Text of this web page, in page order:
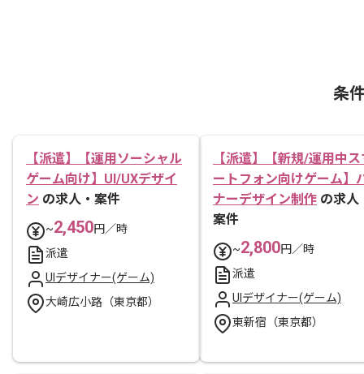
条
【派遣】【運用ソーシャル
ゲーム向け】UI/UXデザイ
ン の求人・案件
~2,450円／時
派遣
UIデザイナー(ゲーム)
大崎広小路（東京都）
【派遣】【新規/運用中ス
ートフォン向けゲーム】
ナーデザイン制作 の求人
案件
~2,800円／時
派遣
UIデザイナー(ゲーム)
東新宿（東京都）